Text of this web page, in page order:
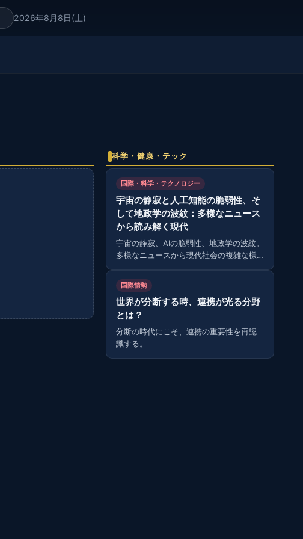
2026年8月8日(土)
科学・健康・テック
国際・科学・テクノロジー
宇宙の静寂と人工知能の脆弱性、そ
して地政学の波紋：多様なニュース
から読み解く現代
宇宙の静寂、AIの脆弱性、地政学の波紋。
多様なニュースから現代社会の複雑な様
国際情勢
世界が分断する時、連携が光る分野
とは？
分断の時代にこそ、連携の重要性を再認
識する。